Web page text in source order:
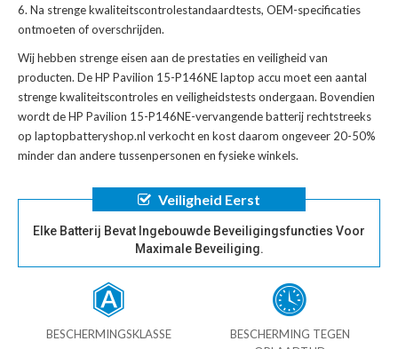
Na strenge kwaliteitscontrolestandaardtests, OEM-specificaties
ontmoeten of overschrijden.
Wij hebben strenge eisen aan de prestaties en veiligheid van
producten. DeHP Pavilion 15-P146NE laptop accu moet een aantal
strenge kwaliteitscontroles en veiligheidstests ondergaan. Bovendien
wordt deHP Pavilion 15-P146NE-vervangende batterijrechtstreeks
op laptopbatteryshop.nl verkocht en kost daarom ongeveer 20-50%
minder dan andere tussenpersonen en fysieke winkels.
Veiligheid Eerst
Elke Batterij Bevat Ingebouwde Beveiligingsfuncties Voor
Maximale Beveiliging.
BESCHERMINGSKLASSE
BESCHERMING TEGEN